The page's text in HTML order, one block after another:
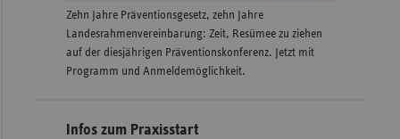
Zehn Jahre Präventionsgesetz, zehn Jahre
Landesrahmenvereinbarung: Zeit, Resümee zu ziehen
auf der diesjährigen Präventionskonferenz. Jetzt mit
Programm und Anmeldemöglichkeit.
Infos zum Praxisstart